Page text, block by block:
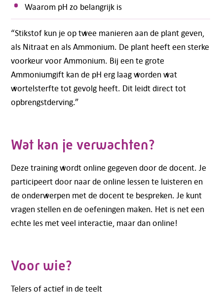
Waarom pH zo belangrijk is
“Stikstof kun je op twee manieren aan de plant geven,
als Nitraat en als Ammonium. De plant heeft een sterke
voorkeur voor Ammonium. Bij een te grote
Ammoniumgift kan de pH erg laag worden wat
wortelsterfte tot gevolg heeft. Dit leidt direct tot
opbrengstderving.”
Wat kan je verwachten?
Deze training wordt online gegeven door de docent. Je
participeert door naar de online lessen te luisteren en
de onderwerpen met de docent te bespreken. Je kunt
vragen stellen en de oefeningen maken. Het is net een
echte les met veel interactie, maar dan online!
Voor wie?
Telers of actief in de teelt